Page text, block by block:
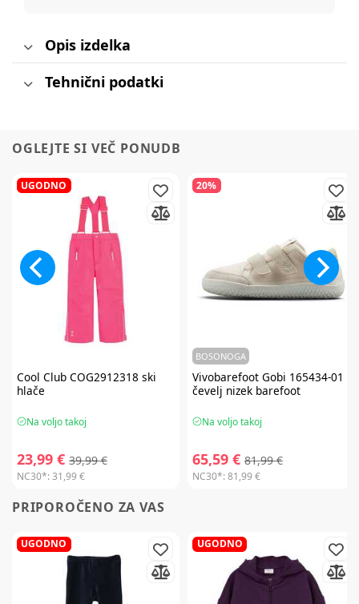
Opis izdelka
Tehnični podatki
OGLEJTE SI VEČ PONUDB
UGODNO
Cool ClubCOG2912318 ski
hlače
Na voljo takoj
23,99 € 39,99 €
NC30*:31,99 €
20%
BOSONOGA
VivobarefootGobi 165434-01
čevelj nizek barefoot
Na voljo takoj
65,59 € 81,99 €
NC30*:81,99 €
PRIPOROČENO ZA VAS
UGODNO UGODNO